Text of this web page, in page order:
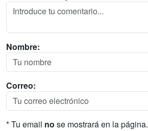
Nombre:
Correo:
* Tu email no se mostrará en la página.